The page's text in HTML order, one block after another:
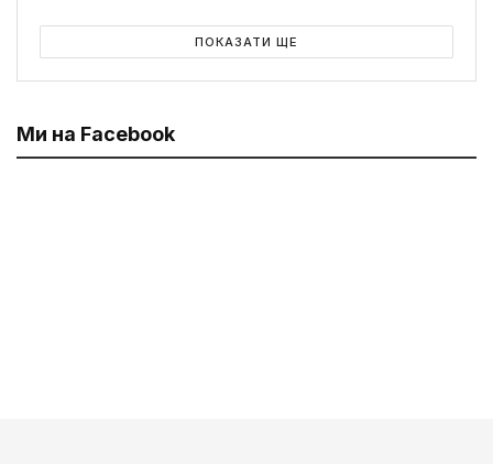
ПОКАЗАТИ ЩЕ
Ми на Facebook